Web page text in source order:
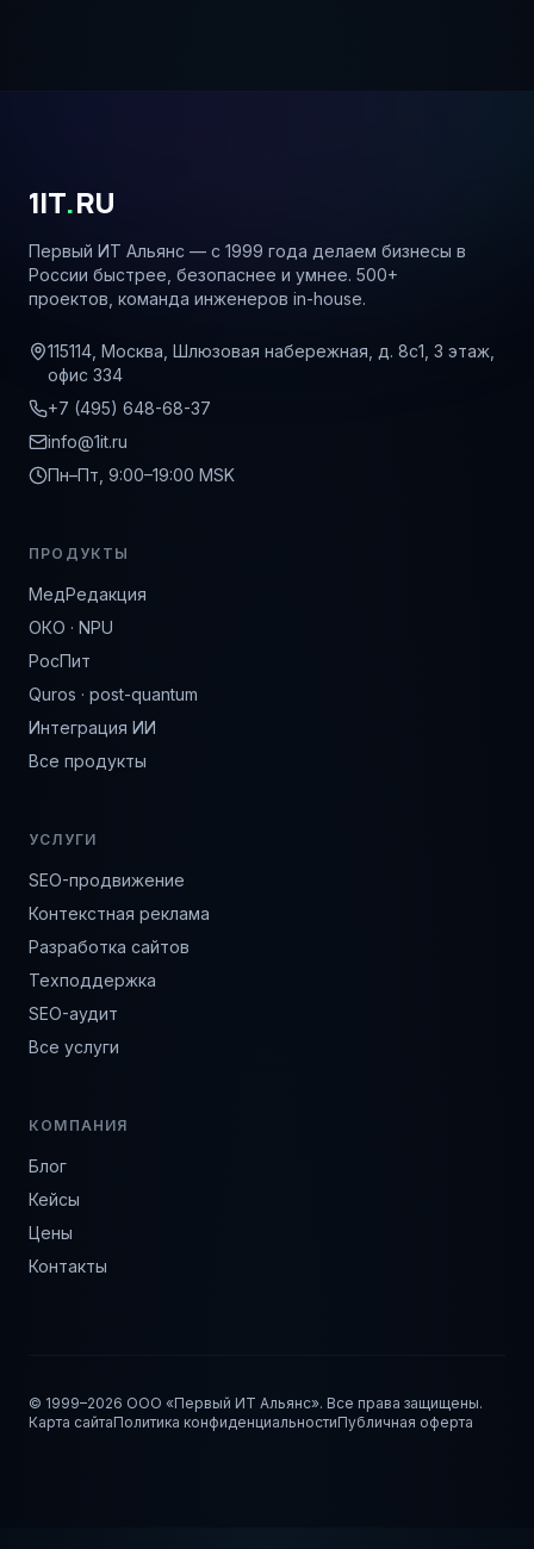
1IT.RU
Первый ИТ Альянс — с 1999 года делаем бизнесы в
России быстрее, безопаснее и умнее. 500+
проектов, команда инженеров in-house.
115114, Москва, Шлюзовая набережная, д. 8с1, 3 этаж,
офис 334
+7 (495) 648-68-37
info@1it.ru
Пн–Пт, 9:00–19:00 MSK
ПРОДУКТЫ
МедРедакция
ОКО · NPU
РосПит
Quros · post-quantum
Интеграция ИИ
Все продукты
УСЛУГИ
SEO-продвижение
Контекстная реклама
Разработка сайтов
Техподдержка
SEO-аудит
Все услуги
КОМПАНИЯ
Блог
Кейсы
Цены
Контакты
© 1999–2026 ООО «Первый ИТ Альянс». Все права защищены.
Карта сайтаПолитика конфиденциальностиПубличная оферта